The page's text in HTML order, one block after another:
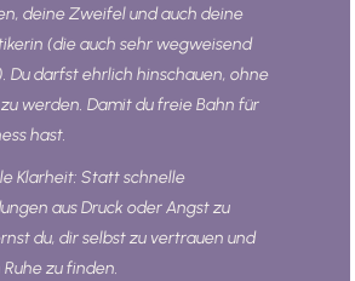
deine Zweifel und auch deine
(die auch sehr wegweisend
Du darfst ehrlich hinschauen, ohne
werden. Damit du freie Bahn für
hast.
Klarheit: Statt schnelle
aus Druck oder Angst zu
du, dir selbst zu vertrauen und
zu finden.